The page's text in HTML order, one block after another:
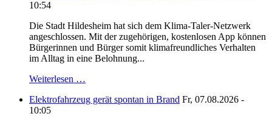
10:54
Die Stadt Hildesheim hat sich dem Klima-Taler-Netzwerk
angeschlossen. Mit der zugehörigen, kostenlosen App können
Bürgerinnen und Bürger somit klimafreundliches Verhalten
im Alltag in eine Belohnung...
Weiterlesen …
Elektrofahrzeug gerät spontan in Brand Fr, 07.08.2026 -
10:05